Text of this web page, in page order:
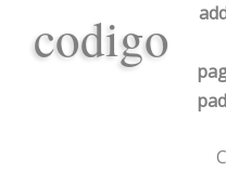
codigo